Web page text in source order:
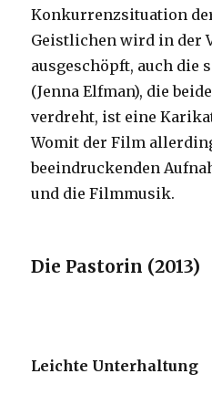
Konkurrenzsituation
Geistlichen wird in der
ausgeschöpft, auch die
(Jenna Elfman), die
verdreht, ist eine
Womit der Film
beeindruckenden
und die Filmmusik.
Die Pastorin (2013)
Leichte Unterhaltung